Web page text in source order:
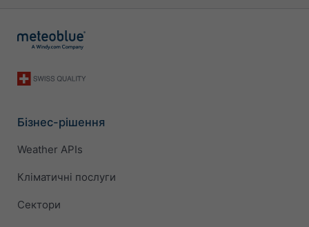
Бізнес-рішення
Weather APIs
Кліматичні послуги
Сектори